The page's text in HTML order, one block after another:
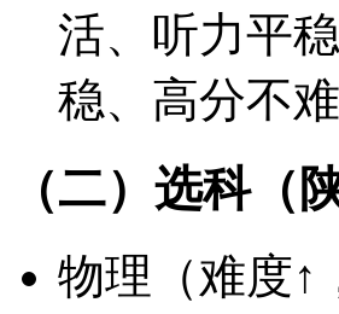
活、听力平
稳、高分不难
（二）选科（
物理（难度↑